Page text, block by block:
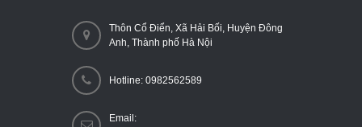
Thôn Cổ Điển, Xã Hải Bối, Huyện Đông
Anh, Thành phố Hà Nội
Hotline: 0982562589
Email: